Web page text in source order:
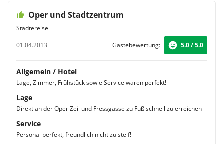
Oper und Stadtzentrum
Städtereise
01.04.2013
Gästebewertung: 5.0 / 5.0
Allgemein / Hotel
Lage, Zimmer, Frühstück sowie Service waren perfekt!
Lage
Direkt an der Oper Zeil und Fressgasse zu Fuß schnell zu erreichen
Service
Personal perfekt, freundlich nicht zu steif!